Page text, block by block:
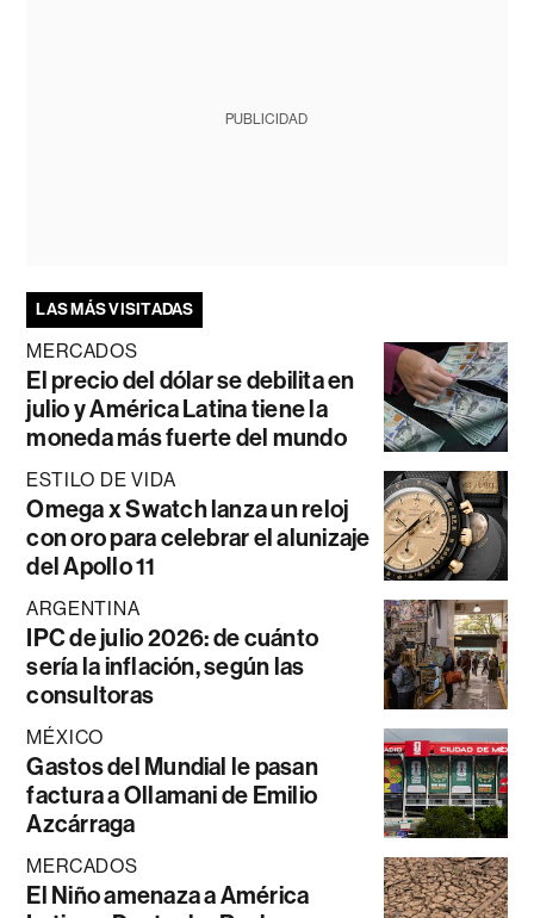
PUBLICIDAD
LAS MÁS VISITADAS
MERCADOS
El precio del dólar se debilita en
julio y América Latina tiene la
moneda más fuerte del mundo
ESTILO DE VIDA
Omega x Swatch lanza un reloj
con oro para celebrar el alunizaje
del Apollo 11
ARGENTINA
IPC de julio 2026: de cuánto
sería la inflación, según las
consultoras
MÉXICO
Gastos del Mundial le pasan
factura a Ollamani de Emilio
Azcárraga
MERCADOS
El Niño amenaza a América